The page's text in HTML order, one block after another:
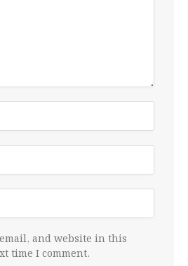
and website in this
time I comment.